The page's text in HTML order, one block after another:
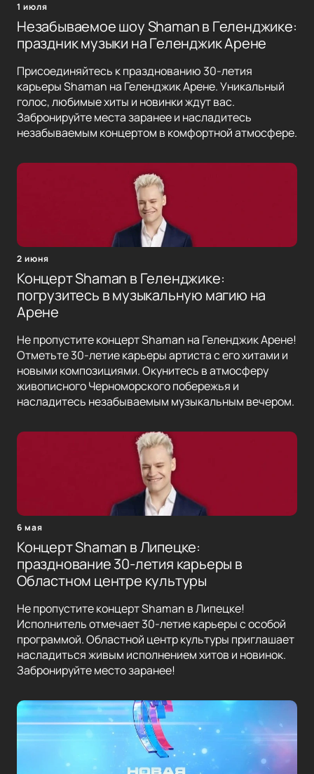
1 июля
Незабываемое шоу Shaman в Геленджике:
праздник музыки на Геленджик Арене
Присоединяйтесь к празднованию 30-летия
карьеры Shaman на Геленджик Арене. Уникальный
голос, любимые хиты и новинки ждут вас.
Забронируйте места заранее и насладитесь
незабываемым концертом в комфортной атмосфере.
2 июня
Концерт Shaman в Геленджике:
погрузитесь в музыкальную магию на
Арене
Не пропустите концерт Shaman на Геленджик Арене!
Отметьте 30-летие карьеры артиста с его хитами и
новыми композициями. Окунитесь в атмосферу
живописного Черноморского побережья и
насладитесь незабываемым музыкальным вечером.
6 мая
Концерт Shaman в Липецке:
празднование 30-летия карьеры в
Областном центре культуры
Не пропустите концерт Shaman в Липецке!
Исполнитель отмечает 30-летие карьеры с особой
программой. Областной центр культуры приглашает
насладиться живым исполнением хитов и новинок.
Забронируйте место заранее!